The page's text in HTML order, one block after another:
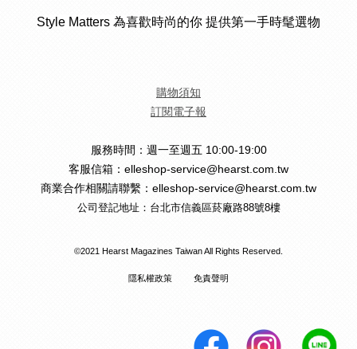
Style Matters 為喜歡時尚的你 提供第一手時髦選物
購物須知
訂閱電子報
服務時間：週一至週五 10:00-19:00
客服信箱：elleshop-service@hearst.com.tw
商業合作相關請聯繫：elleshop-service@hearst.com.tw
公司登記地址：台北市信義區菸廠路88號8樓
©2021 Hearst Magazines Taiwan All Rights Reserved.
隱私權政策 免責聲明